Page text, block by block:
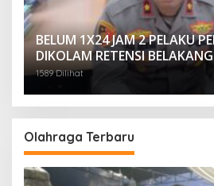
BELUM 1X24 JAM 2 PELAKU
DIKOLAM RETENSI
PALEMBANG TELAH
1589 Dilihat
Olahraga Terbaru